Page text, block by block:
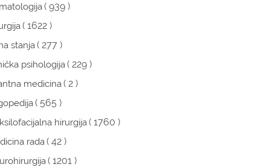
( 939 )
( 1622 )
stanja( 277 )
psihologija( 229 )
medicina( 2 )
( 565 )
hirurgija( 1760 )
rada( 42 )
( 1201 )